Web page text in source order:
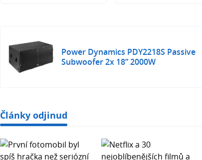
Power Dynamics PDY2218S Passive
Subwoofer 2x 18” 2000W
Články odjinud